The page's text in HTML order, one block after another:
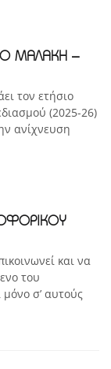
ΜΑΛΑΚΗ –
τον ετήσιο
(2025-26)
ανίχνευση
και να
του
μόνο σ’ αυτούς